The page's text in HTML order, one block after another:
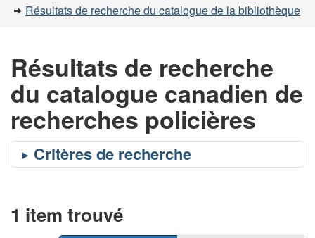
Résultats de recherche du catalogue de la bibliothèque
Résultats de recherche
du catalogue canadien de
recherches policières
1 item trouvé